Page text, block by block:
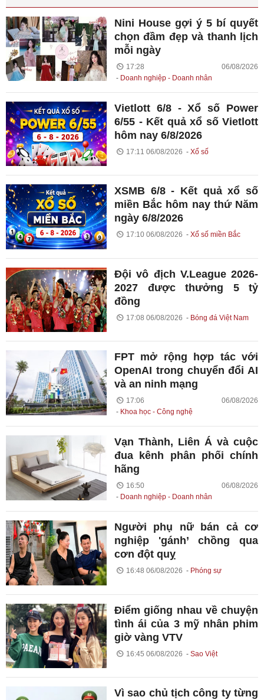
Nini House gợi ý 5 bí quyết
chọn đầm đẹp và thanh lịch
mỗi ngày
17:28 06/08/2026
Doanh nghiệp - Doanh nhân
Vietlott 6/8 - Xổ số Power
6/55 - Kết quả xổ số Vietlott
hôm nay 6/8/2026
17:11 06/08/2026 Xổ số
XSMB 6/8 - Kết quả xổ số
miền Bắc hôm nay thứ Năm
ngày 6/8/2026
17:10 06/08/2026 Xổ số miền Bắc
Đội vô địch V.League 2026-
2027 được thưởng 5 tỷ
đồng
17:08 06/08/2026 Bóng đá Việt Nam
FPT mở rộng hợp tác với
OpenAI trong chuyển đổi AI
và an ninh mạng
17:06 06/08/2026
Khoa học - Công nghệ
Vạn Thành, Liên Á và cuộc
đua kênh phân phối chính
hãng
16:50 06/08/2026
Doanh nghiệp - Doanh nhân
Người phụ nữ bán cả cơ
nghiệp 'gánh’ chồng qua
cơn đột quỵ
16:48 06/08/2026 Phóng sự
Điểm giống nhau về chuyện
tình ái của 3 mỹ nhân phim
giờ vàng VTV
16:45 06/08/2026 Sao Việt
Vì sao chủ tịch công ty từng